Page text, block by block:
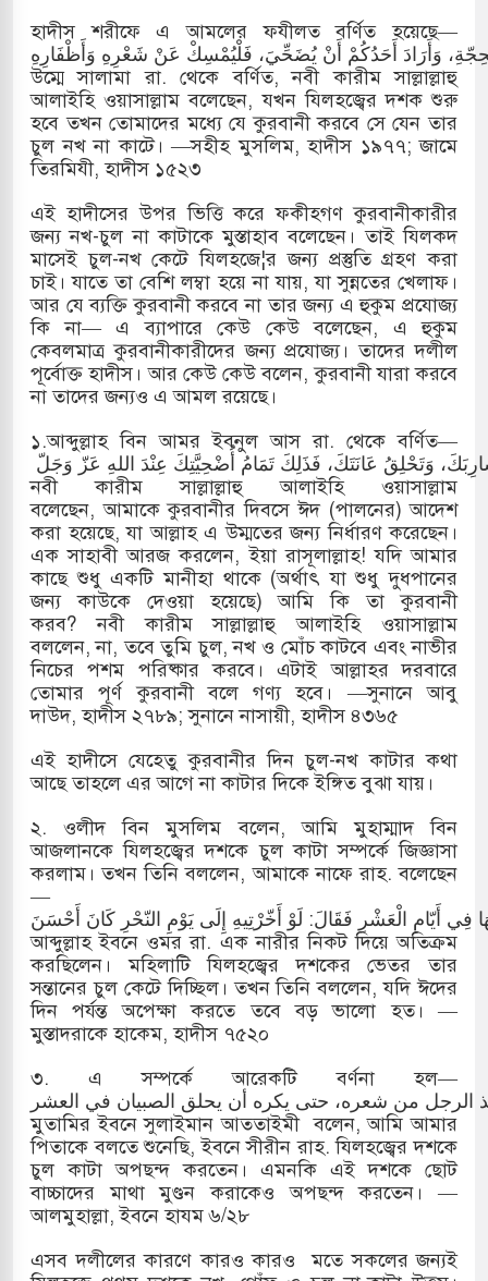
হাদীস শরীফে এ আমলের ফযীলত বর্ণিত হয়েছে—
وَأَرَادَ أَحَدُكُمْ أَنْ يُضَحِّيَ، فَلْيُمْسِكْ عَنْ شَعْرِهِ وَأَظْفَارِهِ.
উম্মে সালামা রা. থেকে বর্ণিত, নবী কারীম সাল্লাল্লাহু
আলাইহি ওয়াসাল্লাম বলেছেন, যখন যিলহজ্বের দশক শুরু
হবে তখন তোমাদের মধ্যে যে কুরবানী করবে সে যেন তার
চুল নখ না কাটে। —সহীহ মুসলিম, হাদীস ১৯৭৭; জামে
তিরমিযী, হাদীস ১৫২৩
এই হাদীসের উপর ভিত্তি করে ফকীহগণ কুরবানীকারীর
জন্য নখ-চুল না কাটাকে মুস্তাহাব বলেছেন। তাই যিলকদ
মাসেই চুল-নখ কেটে যিলহজে¦র জন্য প্রস্তুতি গ্রহণ করা
চাই। যাতে তা বেশি লম্বা হয়ে না যায়, যা সুন্নতের খেলাফ।
আর যে ব্যক্তি কুরবানী করবে না তার জন্য এ হুকুম প্রযোজ্য
কি না— এ ব্যাপারে কেউ কেউ বলেছেন, এ হুকুম
কেবলমাত্র কুরবানীকারীদের জন্য প্রযোজ্য। তাদের দলীল
পূর্বোক্ত হাদীস। আর কেউ কেউ বলেন, কুরবানী যারা করবে
না তাদের জন্যও এ আমল রয়েছে।
১.আব্দুল্লাহ বিন আমর ইবনুল আস রা. থেকে বর্ণিত—
নবী কারীম সাল্লাল্লাহু আলাইহি ওয়াসাল্লাম
বলেছেন, আমাকে কুরবানীর দিবসে ঈদ (পালনের) আদেশ
করা হয়েছে, যা আল্লাহ এ উম্মতের জন্য নির্ধারণ করেছেন।
এক সাহাবী আরজ করলেন, ইয়া রাসূলাল্লাহ! যদি আমার
কাছে শুধু একটি মানীহা থাকে (অর্থাৎ যা শুধু দুধপানের
জন্য কাউকে দেওয়া হয়েছে) আমি কি তা কুরবানী
করব? নবী কারীম সাল্লাল্লাহু আলাইহি ওয়াসাল্লাম
বললেন, না, তবে তুমি চুল, নখ ও মোঁচ কাটবে এবং নাভীর
নিচের পশম পরিষ্কার করবে। এটাই আল্লাহর দরবারে
তোমার পূর্ণ কুরবানী বলে গণ্য হবে। —সুনানে আবু
দাউদ, হাদীস ২৭৮৯; সুনানে নাসায়ী, হাদীস ৪৩৬৫
এই হাদীসে যেহেতু কুরবানীর দিন চুল-নখ কাটার কথা
আছে তাহলে এর আগে না কাটার দিকে ইঙ্গিত বুঝা যায়।
২. ওলীদ বিন মুসলিম বলেন, আমি মুহাম্মাদ বিন
আজলানকে যিলহজ্বের দশকে চুল কাটা সম্পর্কে জিজ্ঞাসা
করলাম। তখন তিনি বললেন, আমাকে নাফে রাহ. বলেছেন
—
فِي أَيّامِ الْعَشْرِ فَقَالَ: لَوْ أَخّرْتِيهِ إِلَى يَوْمِ النّحْرِ كَانَ أَحْسَنَ.
আব্দুল্লাহ ইবনে ওমর রা. এক নারীর নিকট দিয়ে অতিক্রম
করছিলেন। মহিলাটি যিলহজ্বের দশকের ভেতর তার
সন্তানের চুল কেটে দিচ্ছিল। তখন তিনি বললেন, যদি ঈদের
দিন পর্যন্ত অপেক্ষা করতে তবে বড় ভালো হত। —
মুস্তাদরাকে হাকেম, হাদীস ৭৫২০
৩. এ সম্পর্কে আরেকটি বর্ণনা হল—
الرجل من شعره، حتى يكره أن يحلق الصبيان في العشر.
মুতামির ইবনে সুলাইমান আততাইমী বলেন, আমি আমার
পিতাকে বলতে শুনেছি, ইবনে সীরীন রাহ. যিলহজ্বের দশকে
চুল কাটা অপছন্দ করতেন। এমনকি এই দশকে ছোট
বাচ্চাদের মাথা মুণ্ডন করাকেও অপছন্দ করতেন। —
আলমুহাল্লা, ইবনে হাযম ৬/২৮
এসব দলীলের কারণে কারও কারও মতে সকলের জন্যই